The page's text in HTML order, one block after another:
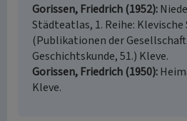
Gorissen, Friedrich (1952)
Städteatlas, 1. Reihe: Klevische
(Publikationen der
Geschichtskunde, 51.) Kleve.
Gorissen, Friedrich (1950)
Kleve.